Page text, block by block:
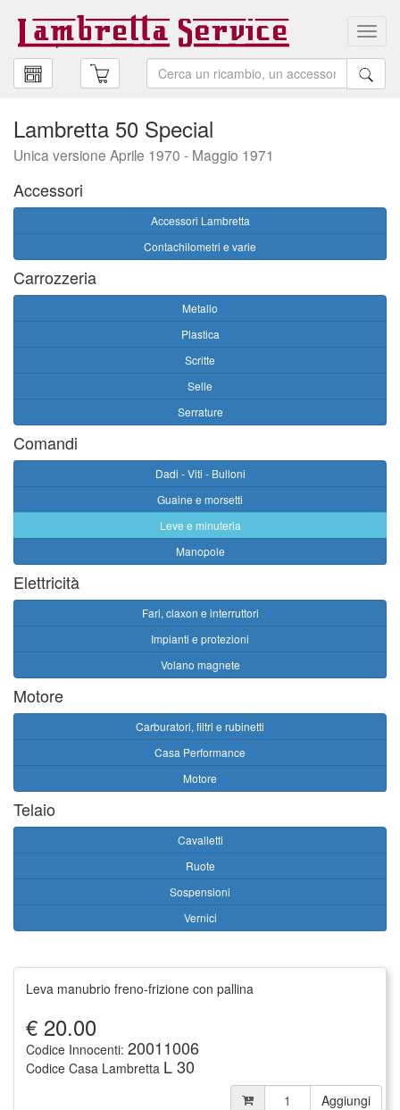
Lambretta 50 Special
Unica versione Aprile 1970 - Maggio 1971
Accessori
Accessori Lambretta
Contachilometri e varie
Carrozzeria
Metallo
Plastica
Scritte
Selle
Serrature
Comandi
Dadi - Viti - Bulloni
Guaine e morsetti
Leve e minuteria
Manopole
Elettricità
Fari, claxon e interruttori
Impianti e protezioni
Volano magnete
Motore
Carburatori, filtri e rubinetti
Casa Performance
Motore
Telaio
Cavalletti
Ruote
Sospensioni
Vernici
Leva manubrio freno-frizione con pallina
€ 20.00
Codice Innocenti: 20011006
Codice Casa Lambretta L 30
Aggiungi